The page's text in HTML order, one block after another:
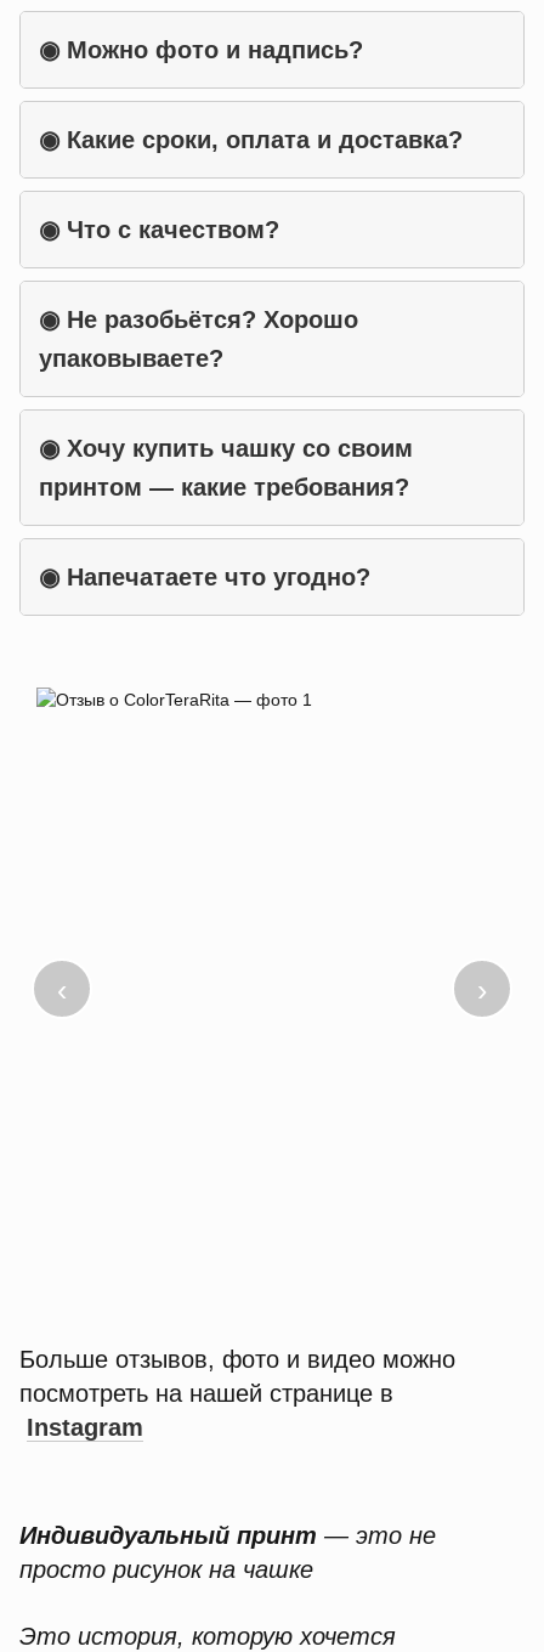
◉ Можно фото и надпись?
◉ Какие сроки, оплата и доставка?
◉ Что с качеством?
◉ Не разобьётся? Хорошо
упаковываете?
◉ Хочу купить чашку со своим
принтом — какие требования?
◉ Напечатаете что угодно?
‹ ›
Больше отзывов, фото и видео можно
посмотреть на нашей странице в
Instagram
Индивидуальный принт — это не
просто рисунок на чашке
Это история, которую хочется